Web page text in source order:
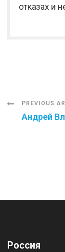
отказах и
Post
PREVIOUS
Андрей
Россия